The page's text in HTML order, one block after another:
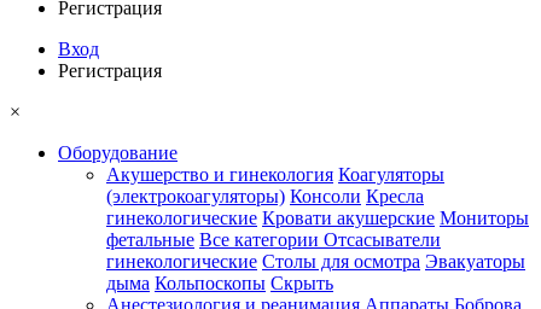
Регистрация
Вход
Регистрация
×
Оборудование
Акушерство и гинекология Коагуляторы
(электрокоагуляторы) Консоли Кресла
гинекологические Кровати акушерские Мониторы
фетальные Все категории Отсасыватели
гинекологические Столы для осмотра Эвакуаторы
дыма Кольпоскопы Скрыть
Анестезиология и реанимация Аппараты Боброва